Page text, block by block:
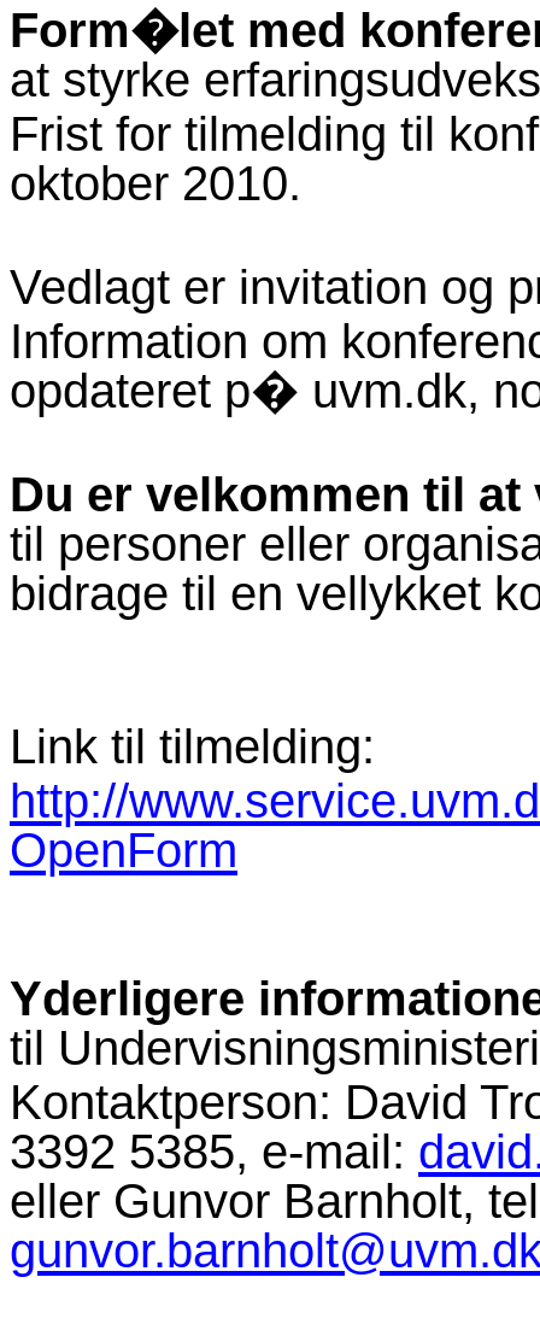
Form�let med
at styrke
Frist for tilmelding til
oktober 2010.
Vedlagt er invitation og
Information om
opdateret p� uvm.dk,
Du er velkommen til at
til personer eller
bidrage til en vellykket
Link til tilmelding:
http://
OpenForm
Yderligere
til
Kontaktperson: David
3392 5385, e-mail:
eller Gunvor Barnholt,